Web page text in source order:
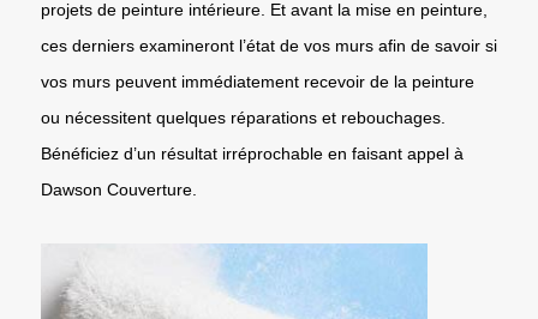
projets de peinture intérieure. Et avant la mise en peinture,
ces derniers examineront l’état de vos murs afin de savoir si
vos murs peuvent immédiatement recevoir de la peinture
ou nécessitent quelques réparations et rebouchages.
Bénéficiez d’un résultat irréprochable en faisant appel à
Dawson Couverture.